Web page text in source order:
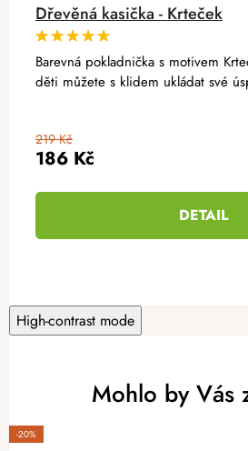
Dřevěná kasička - Krteček
186 Kč
219 Kč
DETAIL
Barevná pokladnička s motivem
děti můžete s klidem ukládat své
High-contrast mode
Mohlo by Vás
-20%